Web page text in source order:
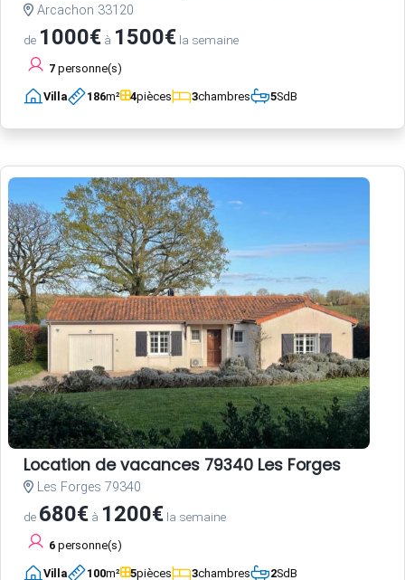
Arcachon 33120
de 1000€ à 1500€ la semaine
7 personne(s)
Villa 186m² 4pièces 3chambres 5SdB
Location de vacances 79340 Les Forges
Les Forges 79340
de 680€ à 1200€ la semaine
6 personne(s)
Villa 100m² 5pièces 3chambres 2SdB